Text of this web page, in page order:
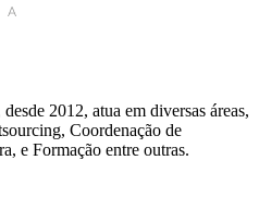
2012, atua em diversas áreas,
Coordenação de
e Formação entre outras.